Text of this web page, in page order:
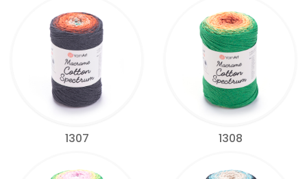
1307 1308